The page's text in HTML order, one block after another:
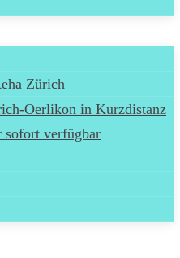
Zürich
Oerlikon in Kurzdistanz
sofort verfügbar